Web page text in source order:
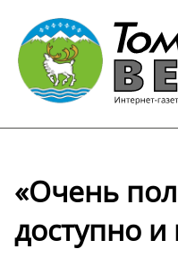
«Очень
доступно и